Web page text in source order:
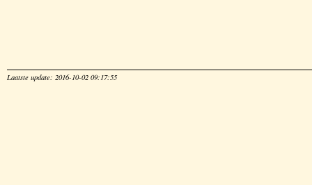
Laatste update: 2016-10-02 09:17:55